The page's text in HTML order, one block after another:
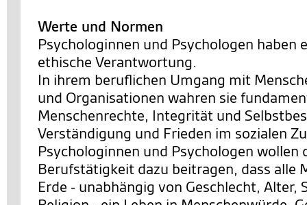
Werte und Normen
Psychologinnen und Psychologen haben
ethische Verantwortung.
In ihrem beruflichen Umgang mit
und Organisationen wahren sie
Menschenrechte, Integrität und
Verständigung und Frieden im sozialen
Psychologinnen und Psychologen wollen
Berufstätigkeit dazu beitragen, dass alle
Erde - unabhängig von Geschlecht, Alter,